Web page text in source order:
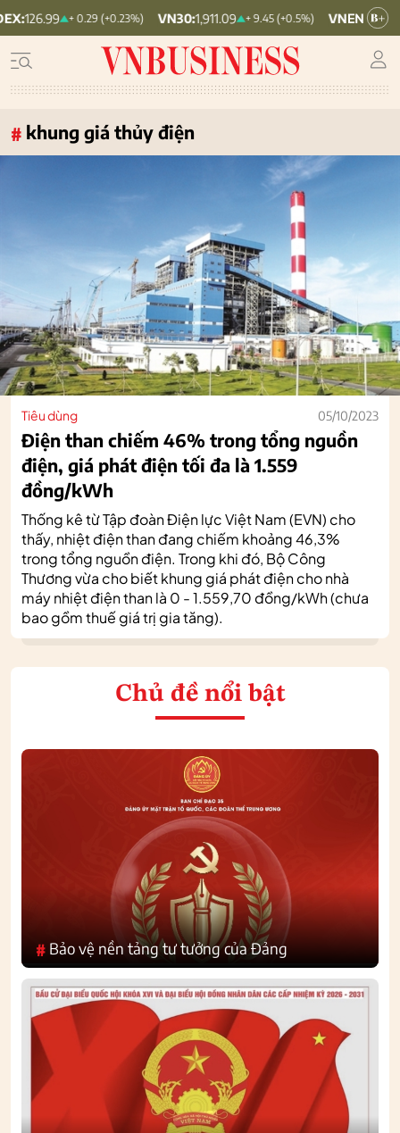
+ 0.29 (+0.23%) VN30:1,911.09 + 9.45 (+0.5%) VNINDEX:1,768.06
# khung giá thủy điện
Tiêu dùng 05/10/2023
Điện than chiếm 46% trong tổng nguồn
điện, giá phát điện tối đa là 1.559
đồng/kWh
Thống kê từ Tập đoàn Điện lực Việt Nam (EVN) cho
thấy, nhiệt điện than đang chiếm khoảng 46,3%
trong tổng nguồn điện. Trong khi đó, Bộ Công
Thương vừa cho biết khung giá phát điện cho nhà
máy nhiệt điện than là 0 - 1.559,70 đồng/kWh (chưa
bao gồm thuế giá trị gia tăng).
Chủ đề nổi bật
# Bảo vệ nền tảng tư tưởng của Đảng